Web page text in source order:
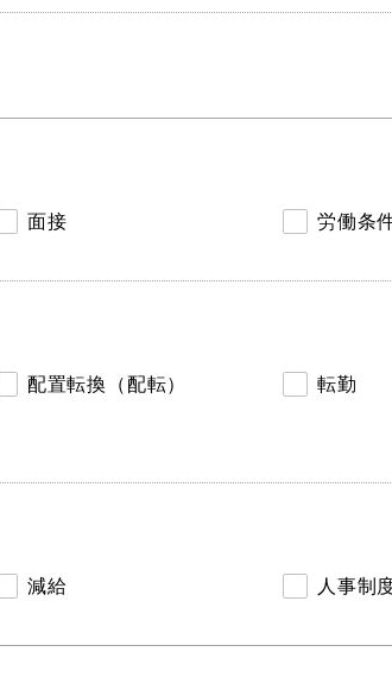
面接 労働条
配置転換（配転）
転勤
減給 人事制